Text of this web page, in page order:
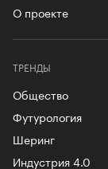
О проекте
ТРЕНДЫ
Общество
Футурология
Шеринг
Индустрия 4.0